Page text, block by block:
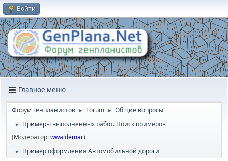
Войти
Главное меню
Форум Генпланистов ► Forum ► Общие вопросы
►
Примеры выполненных работ. Поиск примеров
(Модератор:wwaldemar)
► Пример оформления Автомобильной дороги